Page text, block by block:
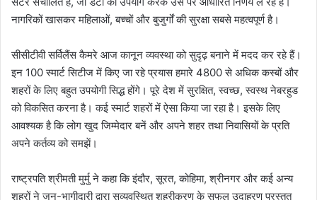
नागरिकों खासकर महिलाओं, बच्चों और बुजुर्गों की सुरक्षा सबसे महत्वपूर्ण है।
सीसीटीवी सर्विलैंस कैमरे आज कानून व्यवस्था को सुदृढ़ बनाने में मदद कर रहे हैं।
इन 100 स्मार्ट सिटीज में किए जा रहे प्रयास हमारे 4800 से अधिक कस्बों और
शहरों के लिए बहुत उपयोगी सिद्ध होंगे। पूरे देश में सुरक्षित, स्वच्छ, स्वस्थ नेबरहुड
को विकसित करना है। कई स्मार्ट शहरों में ऐसा किया जा रहा है। इसके लिए
आवश्यक है कि लोग खुद जिम्मेदार बनें और अपने शहर तथा निवासियों के प्रति
अपने कर्तव्य को समझें।
राष्ट्रपति श्रीमती मुर्मु ने कहा कि इंदौर, सूरत, कोहिमा, श्रीनगर और कई अन्य
शहरों ने जन-भागीदारी द्वारा सुव्यवस्थित शहरीकरण के सफल उदाहरण प्रस्तुत